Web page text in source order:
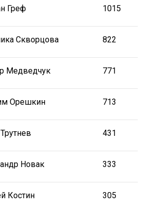
Греф 1015
Скворцова 822
Медведчук 771
Орешкин 713
431
Новак 333
Костин 305